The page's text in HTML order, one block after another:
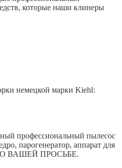
которые наши клинеры
немецкой марки Kiehl:
профессиональный пылесос
парогенератор, аппарат для
ПО ВАШЕЙ ПРОСЬБЕ.